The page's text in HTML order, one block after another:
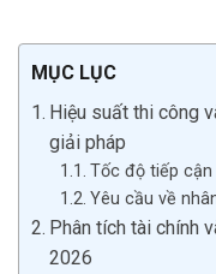
MỤC LỤC
Hiệu suất thi công
giải pháp
Tốc độ tiếp
Yêu cầu về
Phân tích tài chính
2026